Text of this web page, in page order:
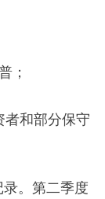
；
和部分保守
。第二季度